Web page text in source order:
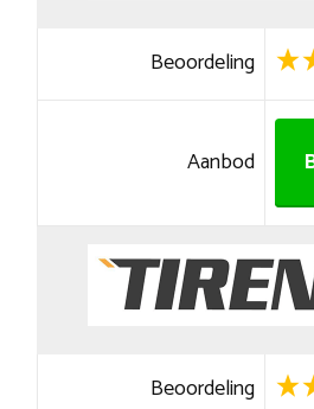
Beoordeling
Aanbod
Beoordeling